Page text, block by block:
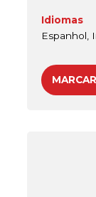
Idiomas
Espanhol,